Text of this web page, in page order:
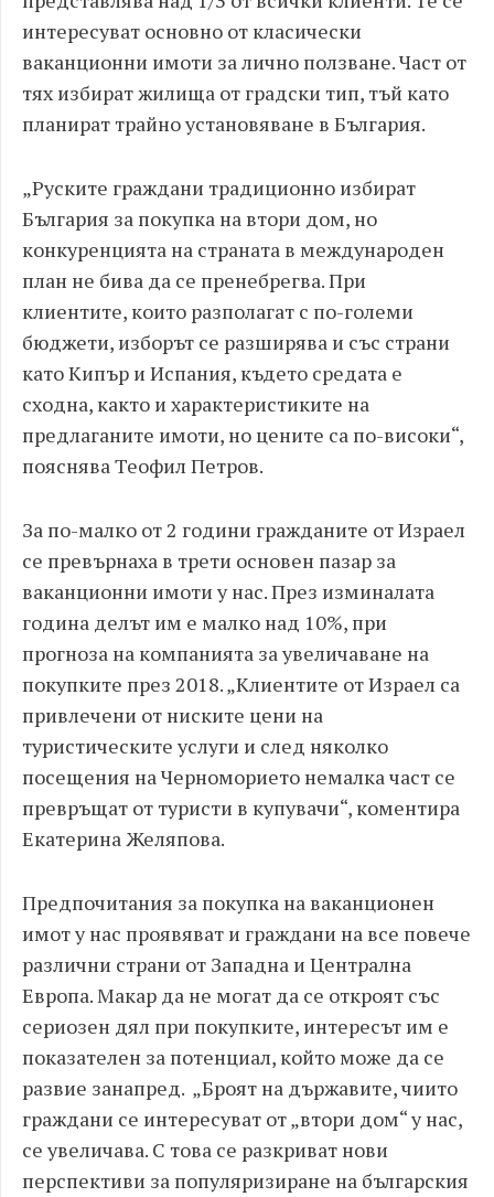
интересуват основно от класически
ваканционни имоти за лично ползване. Част от
тях избират жилища от градски тип, тъй като
планират трайно установяване в България.
„Руските граждани традиционно избират
България за покупка на втори дом, но
конкуренцията на страната в международен
план не бива да се пренебрегва. При
клиентите, които разполагат с по-големи
бюджети, изборът се разширява и със страни
като Кипър и Испания, където средата е
сходна, както и характеристиките на
предлаганите имоти, но цените са по-високи“,
пояснява Теофил Петров.
За по-малко от 2 години гражданите от Израел
се превърнаха в трети основен пазар за
ваканционни имоти у нас. През изминалата
година делът им е малко над 10%, при
прогноза на компанията за увеличаване на
покупките през 2018. „Клиентите от Израел са
привлечени от ниските цени на
туристическите услуги и след няколко
посещения на Черноморието немалка част се
превръщат от туристи в купувачи“, коментира
Екатерина Желяпова.
Предпочитания за покупка на ваканционен
имот у нас проявяват и граждани на все повече
различни страни от Западна и Централна
Европа. Макар да не могат да се откроят със
сериозен дял при покупките, интересът им е
показателен за потенциал, който може да се
развие занапред. „Броят на държавите, чиито
граждани се интересуват от „втори дом“ у нас,
се увеличава. С това се разкриват нови
перспективи за популяризиране на българския